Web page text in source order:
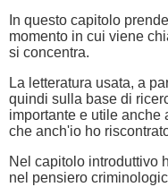
In questo capitolo
momento in cui viene
si concentra.
La letteratura usata, a
quindi sulla base di
importante e utile
che anch'io ho
Nel capitolo introduttivo
nel pensiero